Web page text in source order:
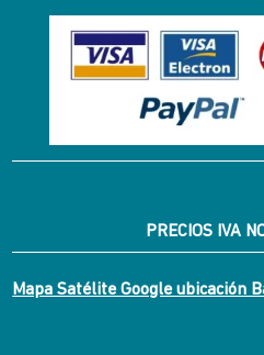
PRECIOS IVA
Mapa Satélite Google ubicación